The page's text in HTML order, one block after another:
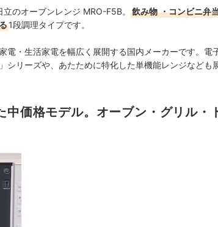
のオーブンレンジ MRO-F5B。 飲み物 ・コンビニ弁
1段調理タイプです。
電・生活家電を幅広く展開する国内メーカーです。電
シリーズや、あたために特化した単機能レンジなども
中価格モデル。オーブン・グリル・